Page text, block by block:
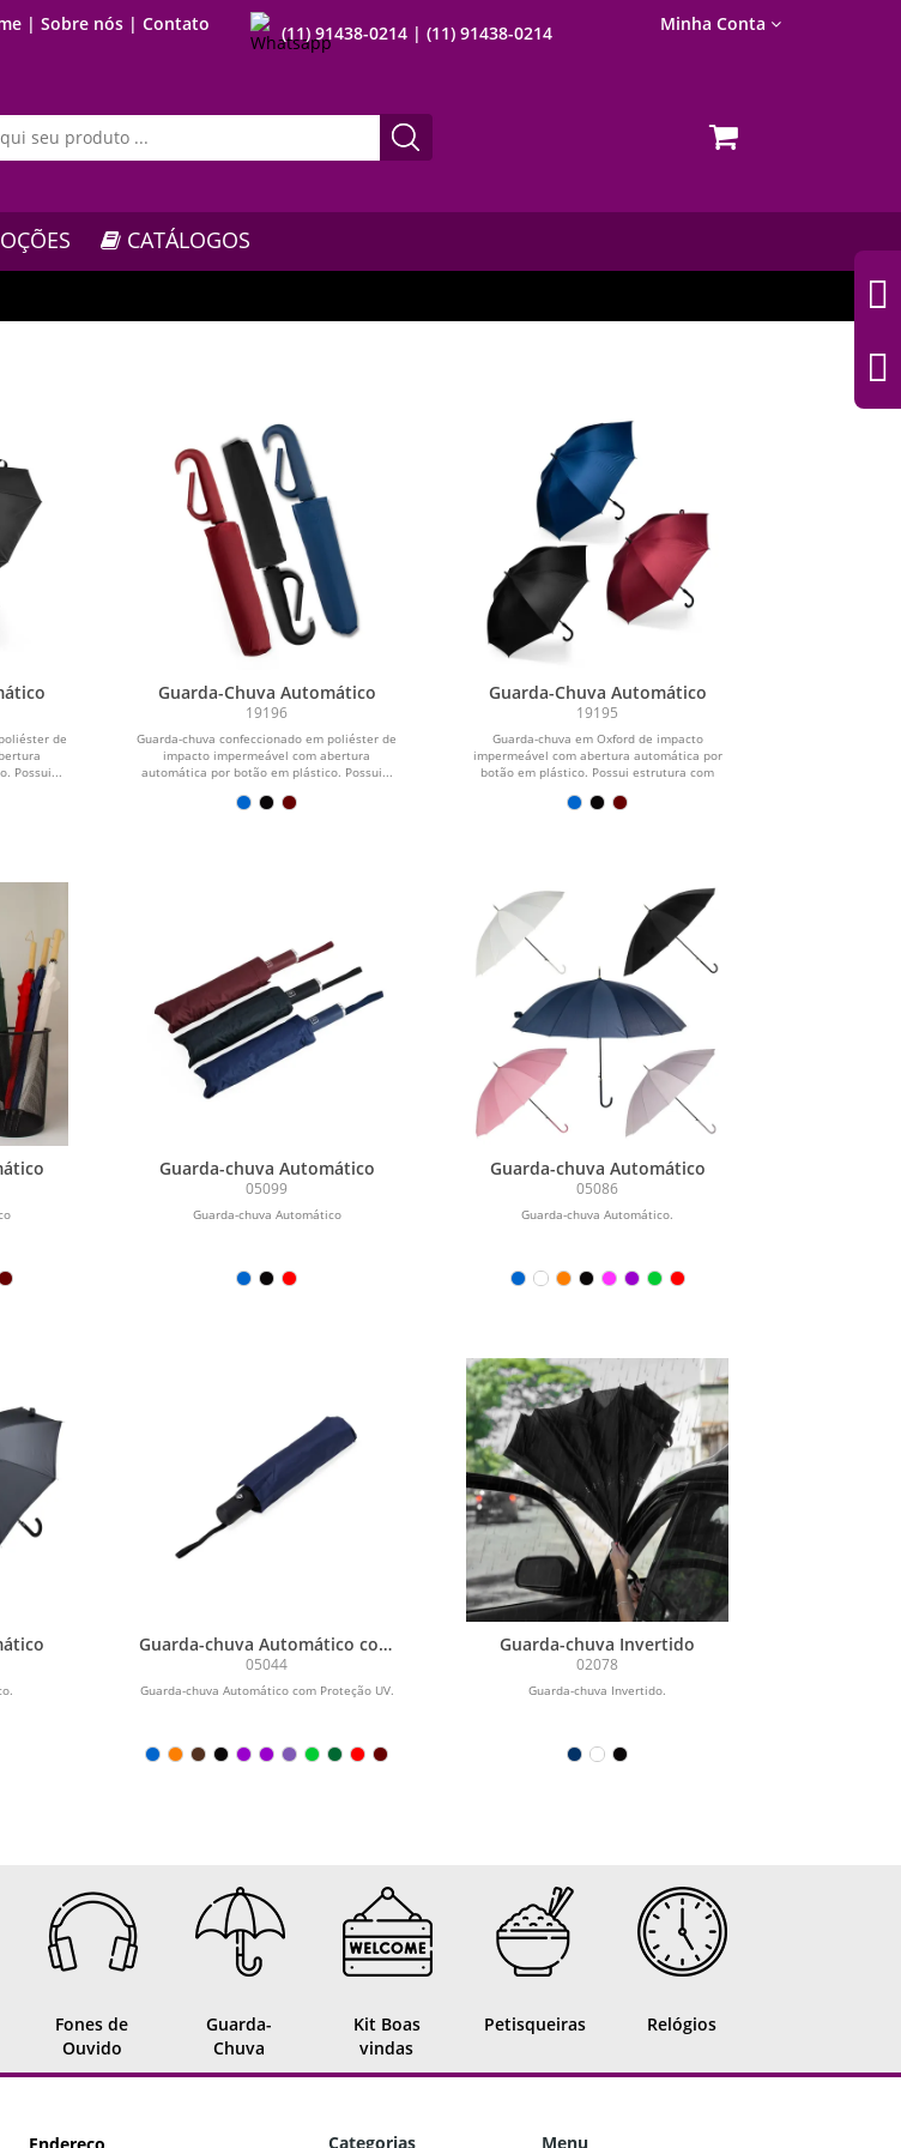
| Sobre nós | Contato (11) 91438-0214 | (11) 91438-0214 Minha Conta
CATÁLOGOS
de
Possui...
Guarda-Chuva Automático
19196
Guarda-chuva confeccionado em poliéster de
impacto impermeável com abertura
automática por botão em plástico. Possui...
Guarda-Chuva Automático
19195
Guarda-chuva em Oxford de impacto
impermeável com abertura automática por
botão em plástico. Possui estrutura com
Guarda-chuva Automático
05099
Guarda-chuva Automático
Guarda-chuva Automático
05086
Guarda-chuva Automático.
Guarda-chuva Automático com
Proteção UV
05044
Guarda-chuva Automático com Proteção UV.
Guarda-chuva Invertido
02078
Guarda-chuva Invertido.
Fones de
Ouvido
Guarda-
Chuva
Kit Boas
vindas
Petisqueiras Relógios
Categorias Menu